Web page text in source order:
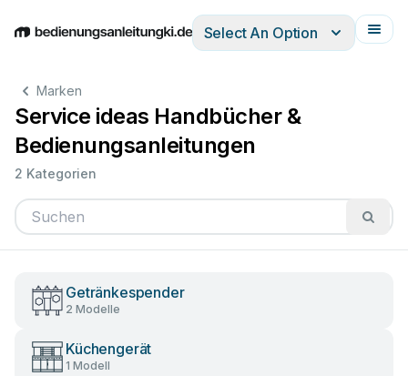
EnglishDeutschEspañolItalianoFrançais
Select An Option
Marken
Service ideas Handbücher &
Bedienungsanleitungen
2 Kategorien
Getränkespender
2 Modelle
Küchengerät
1 Modell